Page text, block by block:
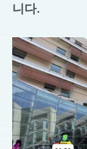
니다.